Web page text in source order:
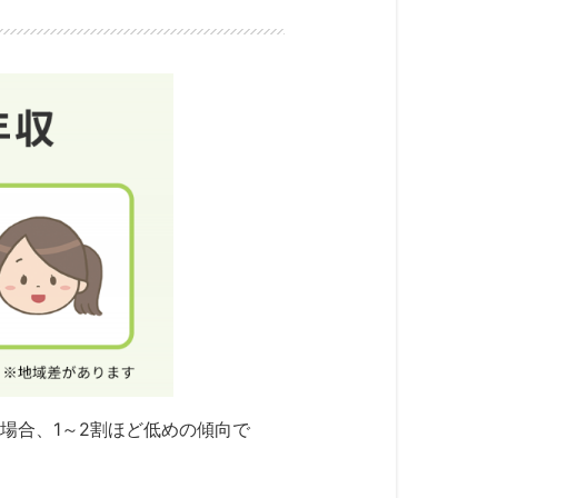
う疾患、患者
スキルも変わ
った病棟」を探
。のもとを訪問し、手術に関する
知識・技術を身につけることが
バイタルサインの観察などを行
。
ます。内視鏡室の看護師にも、
のが好きな人に向いている
手術が立て込む日などは残業も
す。長年にわたって通院される
合、1～2割ほど低めの傾向で